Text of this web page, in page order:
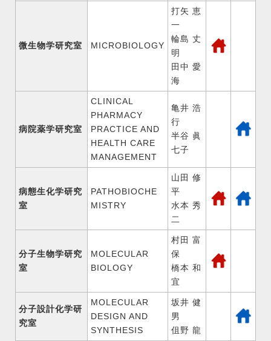
微生物学研究室 MICROBIOLOGY
打矢 恵
一
輪島 丈
明
田中 愛
海
病院薬学研究室
CLINICAL
PHARMACY
PRACTICE AND
HEALTH CARE
MANAGEMENT
亀井 浩
行
半谷 眞
七子
病態生化学研究
室
PATHOBIOCHE
MISTRY
山田 修
平
水本 秀
二
分子生物学研究
室
MOLECULAR
BIOLOGY
村田 富
保
橋本 和
宜
分子設計化学研
究室
MOLECULAR
DESIGN AND
SYNTHESIS
坂井 健
男
伹野 龍